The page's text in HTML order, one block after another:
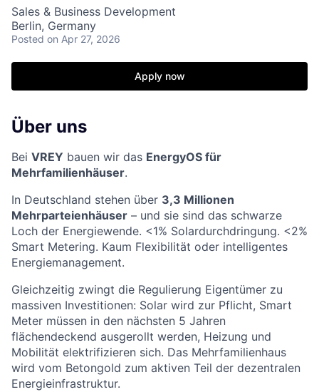
Sales & Business Development
Berlin, Germany
Posted on Apr 27, 2026
Apply now
Über uns
Bei VREY bauen wir das EnergyOS für
Mehrfamilienhäuser.
In Deutschland stehen über 3,3 Millionen
Mehrparteienhäuser – und sie sind das schwarze
Loch der Energiewende. <1% Solardurchdringung. <2%
Smart Metering. Kaum Flexibilität oder intelligentes
Energiemanagement.
Gleichzeitig zwingt die Regulierung Eigentümer zu
massiven Investitionen: Solar wird zur Pflicht, Smart
Meter müssen in den nächsten 5 Jahren
flächendeckend ausgerollt werden, Heizung und
Mobilität elektrifizieren sich. Das Mehrfamilienhaus
wird vom Betongold zum aktiven Teil der dezentralen
Energieinfrastruktur.